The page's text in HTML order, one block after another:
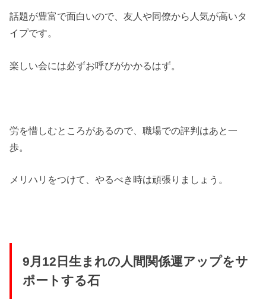
話題が豊富で面白いので、友人や同僚から人気が高いタ
イプです。
楽しい会には必ずお呼びがかかるはず。
労を惜しむところがあるので、職場での評判はあと一
歩。
メリハリをつけて、やるべき時は頑張りましょう。
9月12日生まれの人間関係運アップをサ
ポートする石